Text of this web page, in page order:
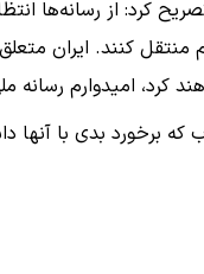
کرد: از رسانه‌ها
کنند. ایران
کرد، امیدوارم رسانه
بدی با آنها